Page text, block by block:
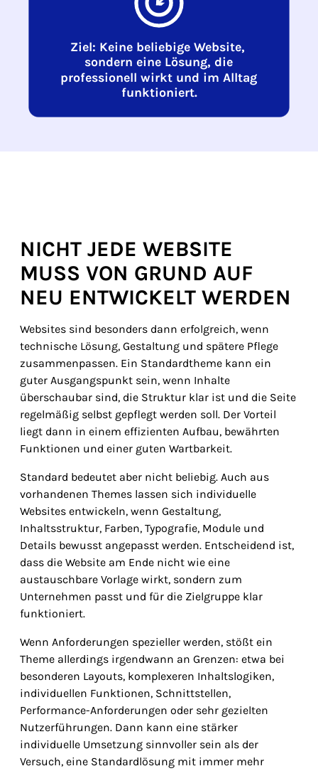
NICHT JEDE WEBSITE
MUSS VON GRUND AUF
NEU ENTWICKELT WERDEN
Websites sind besonders dann erfolgreich, wenn
technische Lösung, Gestaltung und spätere Pflege
zusammenpassen. Ein Standardtheme kann ein
guter Ausgangspunkt sein, wenn Inhalte
überschaubar sind, die Struktur klar ist und die Seite
regelmäßig selbst gepflegt werden soll. Der Vorteil
liegt dann in einem effizienten Aufbau, bewährten
Funktionen und einer guten Wartbarkeit.
Standard bedeutet aber nicht beliebig. Auch aus
vorhandenen Themes lassen sich individuelle
Websites entwickeln, wenn Gestaltung,
Inhaltsstruktur, Farben, Typografie, Module und
Details bewusst angepasst werden. Entscheidend ist,
dass die Website am Ende nicht wie eine
austauschbare Vorlage wirkt, sondern zum
Unternehmen passt und für die Zielgruppe klar
funktioniert.
Wenn Anforderungen spezieller werden, stößt ein
Theme allerdings irgendwann an Grenzen: etwa bei
besonderen Layouts, komplexeren Inhaltslogiken,
individuellen Funktionen, Schnittstellen,
Performance-Anforderungen oder sehr gezielten
Nutzerführungen. Dann kann eine stärker
individuelle Umsetzung sinnvoller sein als der
Versuch, eine Standardlösung mit immer mehr